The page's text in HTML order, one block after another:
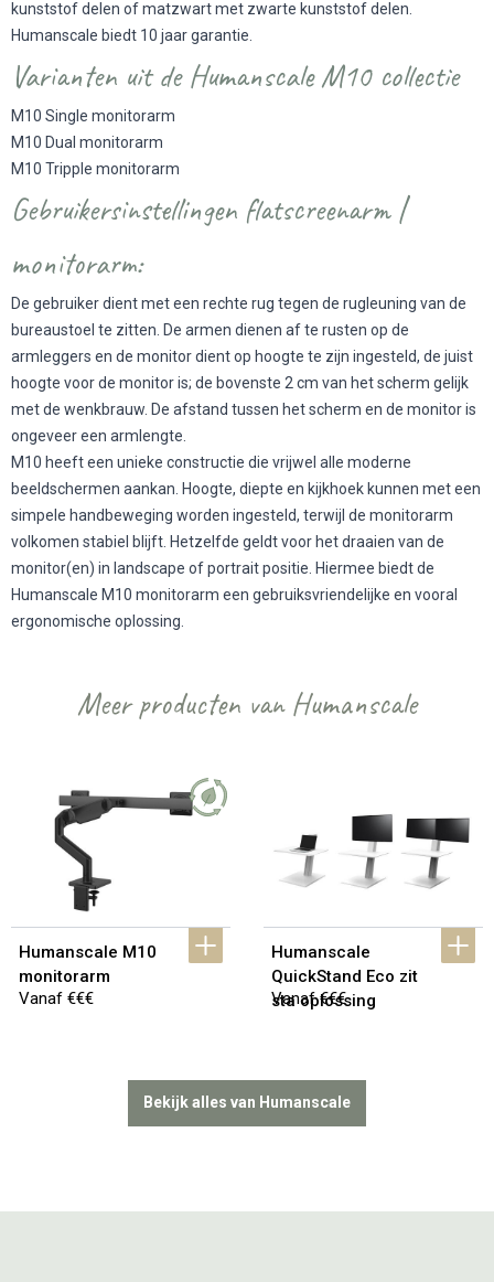
kunststof delen of matzwart met zwarte kunststof delen.
Humanscale biedt 10 jaar garantie.
Varianten uit de Humanscale M10 collectie
M10 Single monitorarm
M10 Dual monitorarm
M10 Tripple monitorarm
Gebruikersinstellingen flatscreenarm |
monitorarm:
De gebruiker dient met een rechte rug tegen de rugleuning van de
bureaustoel te zitten. De armen dienen af te rusten op de
armleggers en de monitor dient op hoogte te zijn ingesteld, de juist
hoogte voor de monitor is; de bovenste 2 cm van het scherm gelijk
met de wenkbrauw. De afstand tussen het scherm en de monitor is
ongeveer een armlengte.
M10 heeft een unieke constructie die vrijwel alle moderne
beeldschermen aankan. Hoogte, diepte en kijkhoek kunnen met een
simpele handbeweging worden ingesteld, terwijl de monitorarm
volkomen stabiel blijft. Hetzelfde geldt voor het draaien van de
monitor(en) in landscape of portrait positie. Hiermee biedt de
Humanscale M10 monitorarm een gebruiksvriendelijke en vooral
ergonomische oplossing.
Meer producten van Humanscale
Humanscale M10
monitorarm
Vanaf €€€
Humanscale
QuickStand Eco zit
sta oplossing
Vanaf €€€
Bekijk alles van Humanscale